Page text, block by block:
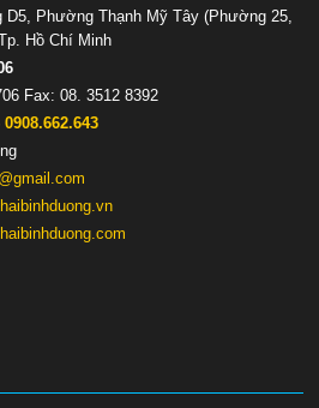
Phường Thạnh Mỹ Tây (Phường 25,
Hồ Chí Minh
Fax: 08. 3512 8392